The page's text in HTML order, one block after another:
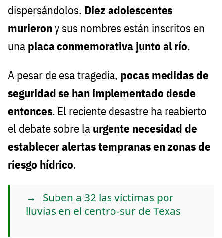
dispersándolos. Diez adolescentes
murierony sus nombres están inscritos en
una placa conmemorativa junto al río.
A pesar de esa tragedia, pocas medidas de
seguridad se han implementado desde
entonces. El reciente desastre ha reabierto
el debate sobre la urgente necesidad de
establecer alertas tempranas en zonas de
riesgo hídrico.
Suben a 32 las víctimas por
lluvias en el centro-sur de Texas